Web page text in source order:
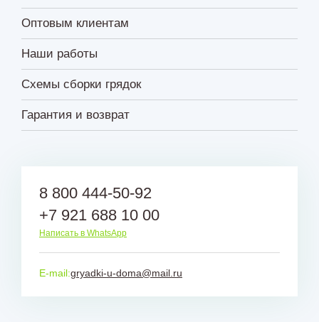
Оптовым клиентам
Наши работы
Схемы сборки грядок
Гарантия и возврат
8 800 444-50-92
+7 921 688 10 00
Написать в WhatsApp
E-mail:gryadki-u-doma@mail.ru